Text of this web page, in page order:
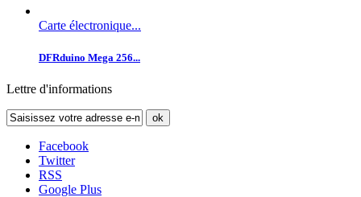
Carte électronique...
DFRduino Mega 256...
Lettre d'informations
ok
Facebook
Twitter
RSS
Google Plus